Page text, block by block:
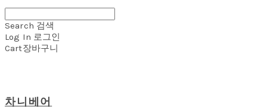
Search 검색
Log In 로그인
Cart장바구니
차니베어